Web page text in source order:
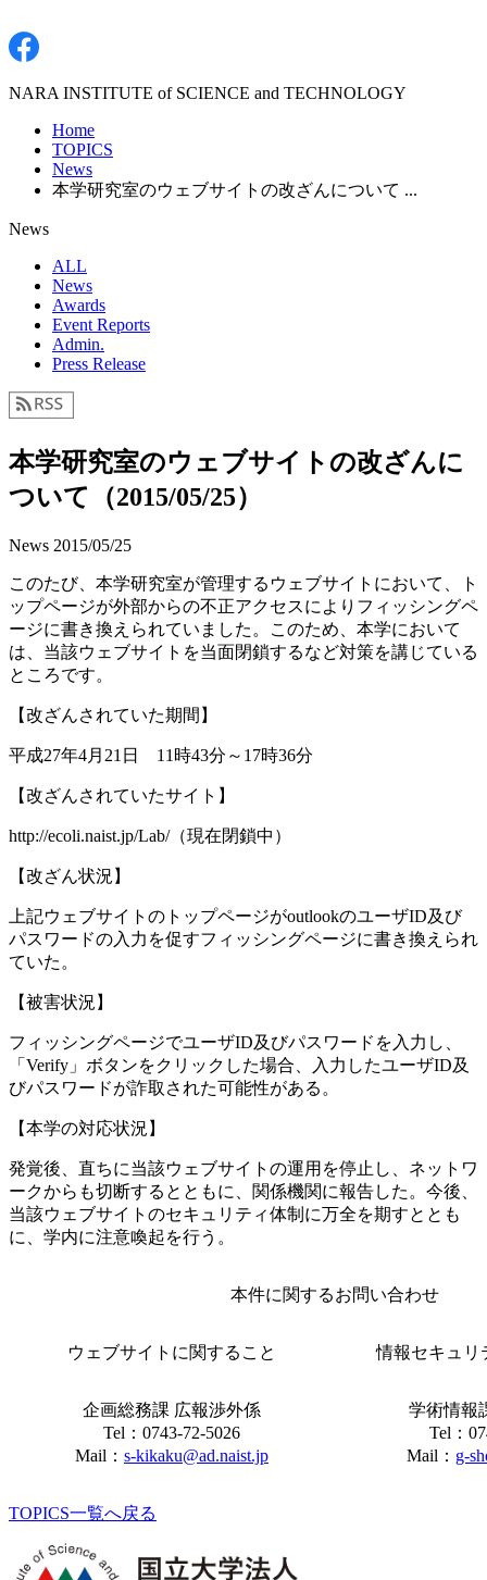
NARA INSTITUTE of SCIENCE and TECHNOLOGY
Home
TOPICS
News
本学研究室のウェブサイトの改ざんについて ...
News
ALL
News
Awards
Event Reports
Admin.
Press Release
本学研究室のウェブサイトの改ざんに
ついて（2015/05/25）
News 2015/05/25
このたび、本学研究室が管理するウェブサイトにおいて、ト
ップページが外部からの不正アクセスによりフィッシングペ
ージに書き換えられていました。このため、本学において
は、当該ウェブサイトを当面閉鎖するなど対策を講じている
ところです。
【改ざんされていた期間】
平成27年4月21日 11時43分～17時36分
【改ざんされていたサイト】
http://ecoli.naist.jp/Lab/（現在閉鎖中）
【改ざん状況】
上記ウ ェ ブサイトのトップページがoutlookのユーザID及び
パスワードの入力を促すフィッシングページに書き換えられ
ていた。
【被害状況】
フィッシングページでユーザID及びパスワードを入力し、
「Verify」ボタンをクリックした場合、入力したユーザID及
びパスワードが詐取された可能性がある。
【本学の対応状況】
発覚後、直ちに当該ウ ェ ブサイトの運用を停止し、ネットワ
ークからも切断するとともに、関係機関に報告した。今後、
当該ウ ェ ブサイトのセキュリティ体制に万全を期すととも
に、学内に注意喚起を行う。
本件に関するお問い合わせ
ウ ェ ブサイト に関すること 情報セキュリ
企画総務課 広報渉外係
Tel：0743-72-5026
Mail： s-kikaku@ad.naist.jp
学術情報
Tel：
Mail： g-
TOPICS一覧へ戻る